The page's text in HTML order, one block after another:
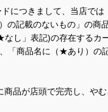
につきまして、当店で
の記載のないもの」の商
し」表記)の存在する
「商品名に（★あり）
品が店頭で完売し、や